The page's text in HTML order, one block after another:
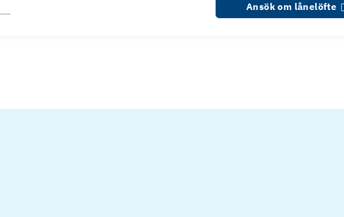
Ansök om lånelöfte